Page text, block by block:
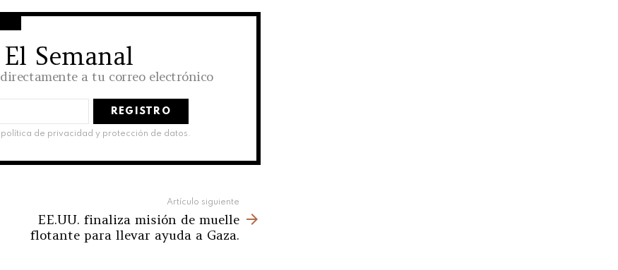
Semanal
a tu correo electrónico
de privacidad y protección de datos.
Artículo siguiente
EE.UU. finaliza misión de muelle
flotante para llevar ayuda a Gaza.